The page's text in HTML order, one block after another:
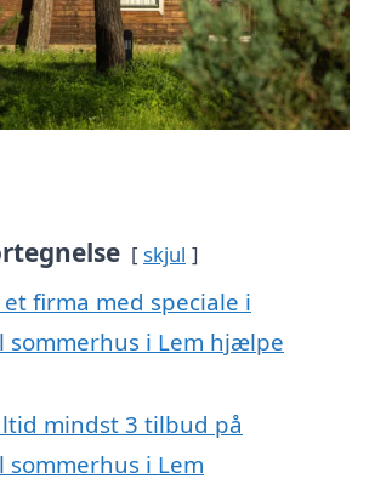
skjul
firma med speciale i
i Lem hjælpe
mindst 3 tilbud på
i Lem